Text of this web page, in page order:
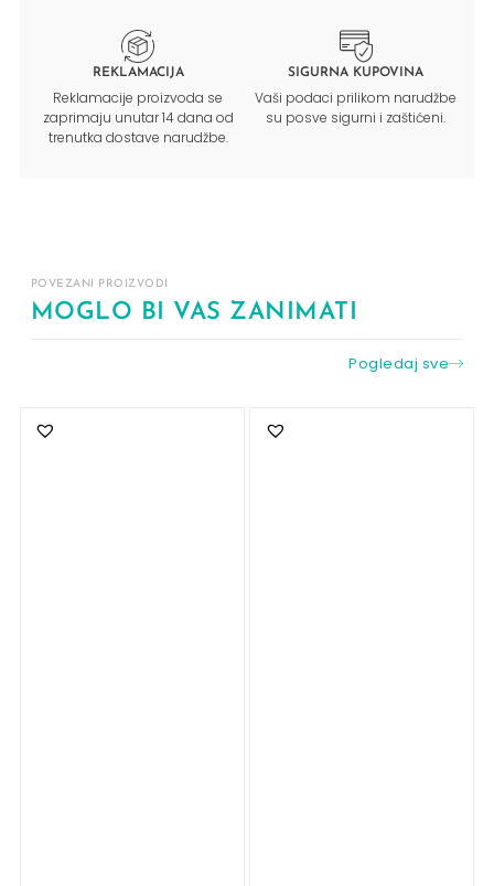
REKLAMACIJA
Reklamacije proizvoda se
zaprimaju unutar 14 dana od
trenutka dostave narudžbe.
SIGURNA KUPOVINA
Vaši podaci prilikom narudžbe
su posve sigurni i zaštićeni.
POVEZANI PROIZVODI
MOGLO BI VAS ZANIMATI
Pogledaj sve